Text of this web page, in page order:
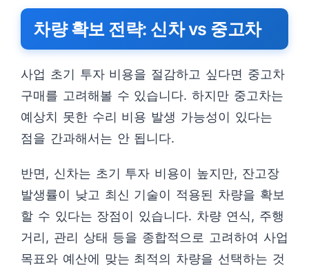
차량 확보 전략: 신차 vs 중고차
사업 초기 투자 비용을 절감하고 싶다면 중고차
구매를 고려해볼 수 있습니다. 하지만 중고차는
예상치 못한 수리 비용 발생 가능성이 있다는
점을 간과해서는 안 됩니다.
반면, 신차는 초기 투자 비용이 높지만, 잔고장
발생률이 낮고 최신 기술이 적용된 차량을 확보
할 수 있다는 장점이 있습니다. 차량 연식, 주행
거리, 관리 상태 등을 종합적으로 고려하여 사업
목표와 예산에 맞는 최적의 차량을 선택하는 것